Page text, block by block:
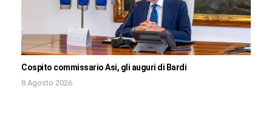
Cospito commissario Asi, gli auguri di Bardi
8 Agosto 2026